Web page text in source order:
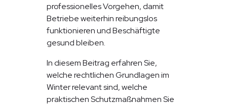
professionelles Vorgehen, damit
Betriebe weiterhin reibungslos
funktionieren und Beschäftigte
gesund bleiben.
In diesem Beitrag erfahren Sie,
welche rechtlichen Grundlagen im
Winter relevant sind, welche
praktischen Schutzmaßnahmen Sie